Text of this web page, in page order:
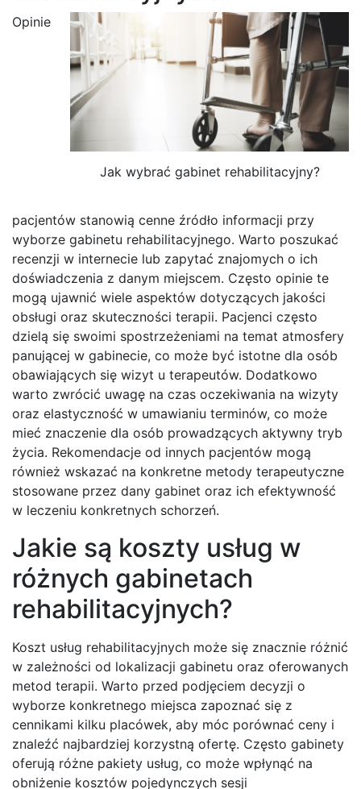
Jak wybrać gabinet rehabilitacyjny?
Opinie
pacjentów stanowią cenne źródło informacji przy
wyborze gabinetu rehabilitacyjnego. Warto poszukać
recenzji w internecie lub zapytać znajomych o ich
doświadczenia z danym miejscem. Często opinie te
mogą ujawnić wiele aspektów dotyczących jakości
obsługi oraz skuteczności terapii. Pacjenci często
dzielą się swoimi spostrzeżeniami na temat atmosfery
panującej w gabinecie, co może być istotne dla osób
obawiających się wizyt u terapeutów. Dodatkowo
warto zwrócić uwagę na czas oczekiwania na wizyty
oraz elastyczność w umawianiu terminów, co może
mieć znaczenie dla osób prowadzących aktywny tryb
życia. Rekomendacje od innych pacjentów mogą
również wskazać na konkretne metody terapeutyczne
stosowane przez dany gabinet oraz ich efektywność
w leczeniu konkretnych schorzeń.
Jakie są koszty usług w
różnych gabinetach
rehabilitacyjnych?
Koszt usług rehabilitacyjnych może się znacznie różnić
w zależności od lokalizacji gabinetu oraz oferowanych
metod terapii. Warto przed podjęciem decyzji o
wyborze konkretnego miejsca zapoznać się z
cennikami kilku placówek, aby móc porównać ceny i
znaleźć najbardziej korzystną ofertę. Często gabinety
oferują różne pakiety usług, co może wpłynąć na
obniżenie kosztów pojedynczych sesji